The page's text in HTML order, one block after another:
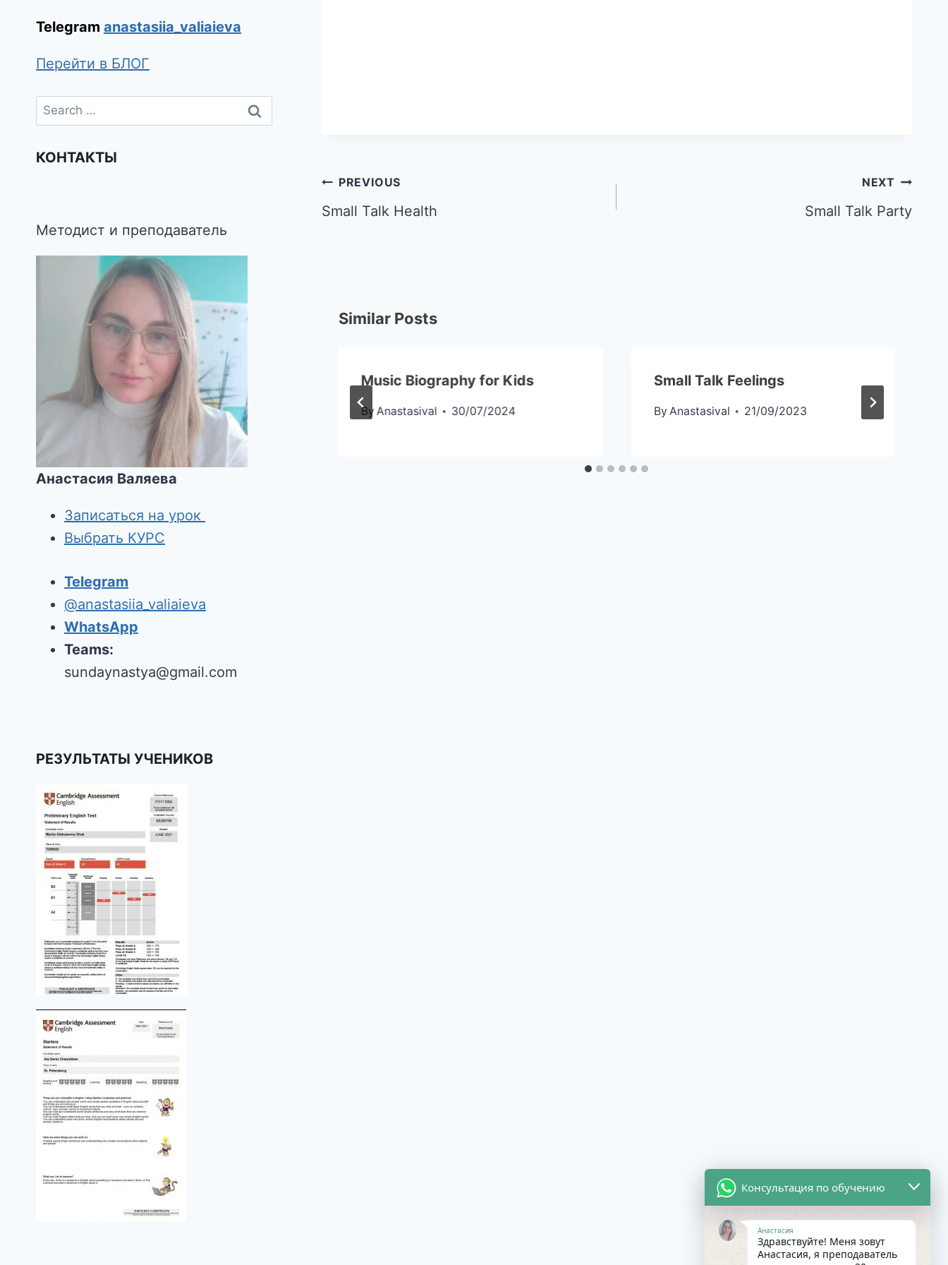
PREVIOUS
Small Talk Health
NEXT
Small Talk Party
Similar Posts
English Course for HR
ByAnastasival 12/11/2025
Music Biography for Kids
ByAnastasival 30/07/2024
Small Talk Feelings
ByAnastasival 21/09/2023
Telegram anastasiia_valiaieva
Перейти в БЛОГ
КОНТАКТЫ
Методист и преподаватель
Анастасия Валяева
Записаться на урок
Выбрать КУРС
Telegram
@anastasiia_valiaieva
WhatsApp
Teams:
sundaynastya@gmail.com
РЕЗУЛЬТАТЫ УЧЕНИКОВ
Консультация по обучению
Анастасия
Здравствуйте! Меня зовут
Анастасия, я преподаватель